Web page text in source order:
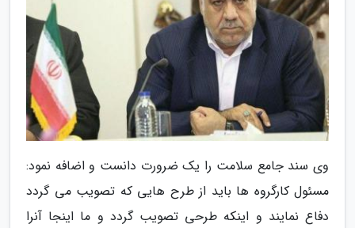
وی سند جامع سلامت را یک ضرورت دانست و اضافه نمود:
مسئول کارگروه ها باید از طرح هایی که تصویب می گردد
دفاع نمایند و اینکه طرحی تصویب گردد و ما اینجا آنرا